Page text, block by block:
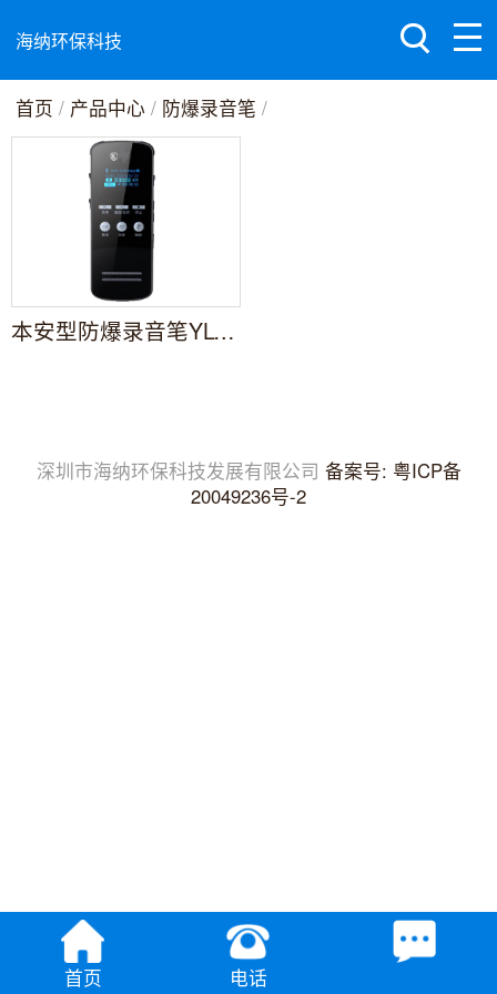
海纳环保科技
首页 / 产品中心 / 防爆录音笔 /
本安型防爆录音笔YLY10
深圳市海纳环保科技发展有限公司 备案号: 粤ICP备
20049236号-2
首页 电话